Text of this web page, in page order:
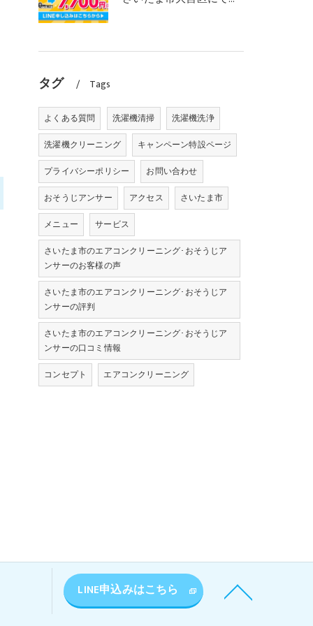
タグ Tags
よくある質問 洗濯機清掃
洗濯機洗浄
洗濯機クリーニング
キャンペーン特設ページ
プライバシーポリシー
お問い合わせ
おそうじアンサー
アクセス
さいたま市
メニュー
サービス
さいたま市のエアコンクリーニング･おそうじア
ンサーのお客様の声
さいたま市のエアコンクリーニング･おそうじア
ンサーの評判
さいたま市のエアコンクリーニング･おそうじア
ンサーの口コミ情報
コンセプト
エアコンクリーニング
LINE申込みはこちら